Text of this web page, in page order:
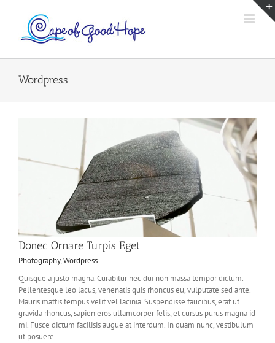
Wordpress
Donec Ornare Turpis Eget
Photography,Wordpress
Quisque a justo magna. Curabitur nec dui non massa tempor dictum.
Pellentesque leo lacus, venenatis quis rhoncus eu, vulputate sed ante.
Mauris mattis tempus velit vel lacinia. Suspendisse faucibus, erat ut
gravida rhoncus, sapien eros ullamcorper felis, et cursus purus magna id
mi. Fusce dictum facilisis augue at interdum. In quam nunc, vestibulum
ut posuere